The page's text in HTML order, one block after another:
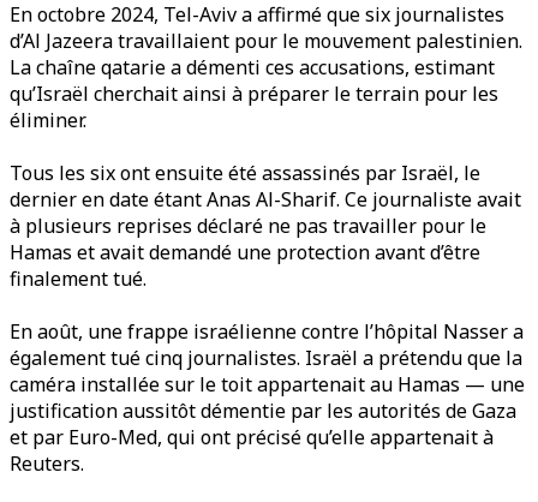
En octobre 2024, Tel-Aviv a affirmé que six journalistes
d’Al Jazeera travaillaient pour le mouvement palestinien.
La chaîne qatarie a démenti ces accusations, estimant
qu’Israël cherchait ainsi à préparer le terrain pour les
éliminer.
Tous les six ont ensuite été assassinés par Israël, le
dernier en date étant Anas Al-Sharif. Ce journaliste avait
à plusieurs reprises déclaré ne pas travailler pour le
Hamas et avait demandé une protection avant d’être
finalement tué.
En août, une frappe israélienne contre l’hôpital Nasser a
également tué cinq journalistes. Israël a prétendu que la
caméra installée sur le toit appartenait au Hamas — une
justification aussitôt démentie par les autorités de Gaza
et par Euro-Med, qui ont précisé qu’elle appartenait à
Reuters.